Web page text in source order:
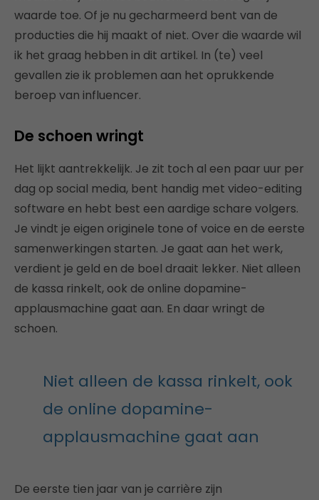
waarde toe. Of je nu gecharmeerd bent van de
producties die hij maakt of niet. Over die waarde wil
ik het graag hebben in dit artikel. In (te) veel
gevallen zie ik problemen aan het oprukkende
beroep van influencer.
De schoen wringt
Het lijkt aantrekkelijk. Je zit toch al een paar uur per
dag op social media, bent handig met video-editing
software en hebt best een aardige schare volgers.
Je vindt je eigen originele tone of voice en de eerste
samenwerkingen starten. Je gaat aan het werk,
verdient je geld en de boel draait lekker. Niet alleen
de kassa rinkelt, ook de online dopamine-
applausmachine gaat aan. En daar wringt de
schoen.
Niet alleen de kassa rinkelt, ook
de online dopamine-
applausmachine gaat aan
De eerste tien jaar van je carrière zijn